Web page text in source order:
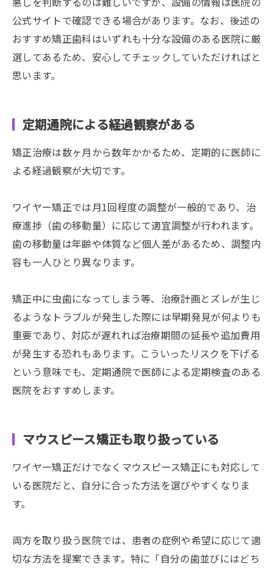
公式サイトで確認できる場合があります。なお、後述の
おすすめ矯正歯科はいずれも十分な設備のある医院に厳
選してあるため、安心してチェックしていただければと
思います。
定期通院による経過観察がある
矯正治療は数ヶ月から数年かかるため、定期的に医師に
よる経過観察が大切です。
ワイヤー矯正では月1回程度の調整が一般的であり、治
療進捗（歯の移動量）に応じて適宜調整が行われます。
歯の移動量は年齢や体質など個人差があるため、調整内
容も一人ひとり異なります。
矯正中に虫歯になってしまう等、治療計画とズレが生じ
るようなトラブルが発生した際には早期発見が何よりも
重要であり、対応が遅れれば治療期間の延長や追加費用
が発生する恐れもあります。こういったリスクを下げる
という意味でも、定期通院で医師による定期検査のある
医院をおすすめします。
マウスピース矯正も取り扱っている
ワイヤー矯正だけでなくマウスピース矯正にも対応して
いる医院だと、自分に合った方法を選びやすくなりま
す。
両方を取り扱う医院では、患者の症例や希望に応じて適
切な方法を提案できます。特に「自分の歯並びにはどち